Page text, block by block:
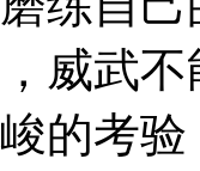
威武
的考